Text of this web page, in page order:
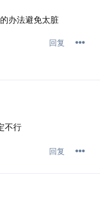
办法避免太脏
回复
不行
回复